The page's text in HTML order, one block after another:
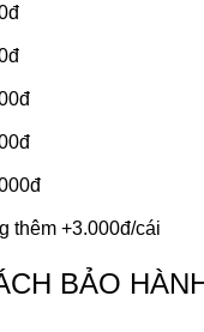
thêm +3.000đ/cái
BẢO